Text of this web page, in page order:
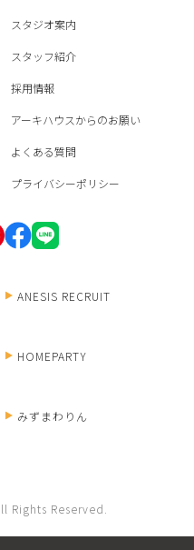
スタジオ案内
スタッフ紹介
採用情報
アーキハウスからのお願い
よくある質問
プライバシーポリシー
ANESIS RECRUIT
HOMEPARTY
みずまわりん
Rights Reserved.